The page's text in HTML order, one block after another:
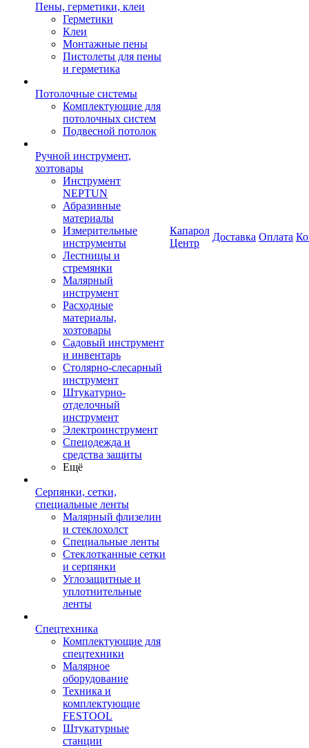
Пены, герметики, клеи
Герметики
Клеи
Монтажные пены
Пистолеты для пены
и герметика
Потолочные системы
Комплектующие для
потолочных систем
Подвесной потолок
Ручной инструмент,
хозтовары
Инструмент
NEPTUN
Абразивные
материалы
Измерительные
инструменты
Лестницы и
стремянки
Малярный
инструмент
Расходные
материалы,
хозтовары
Садовый инструмент
и инвентарь
Столярно-слесарный
инструмент
Штукатурно-
отделочный
инструмент
Электроинструмент
Спецодежда и
средства защиты
Ещё
Серпянки, сетки,
специальные ленты
Малярный флизелин
и стеклохолст
Специальные ленты
Стеклотканные сетки
и серпянки
Углозащитные и
уплотнительные
ленты
Спецтехника
Комплектующие для
спецтехники
Малярное
оборудование
Техника и
комплектующие
FESTOOL
Штукатурные
станции
Капарол
Центр
Доставка Оплата